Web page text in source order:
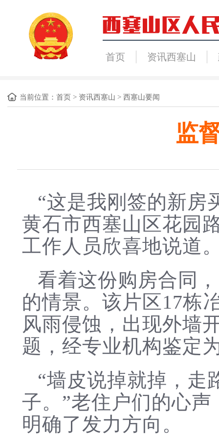
首页 资讯西塞山
当前位置： 首页 > 资讯西塞山 > 西塞山要闻
监
“这是我刚签的新房
黄石市西塞山区花园
工作人员欣喜地说道
看着这份购房合同
的情景。该片区17栋
风雨侵蚀，出现外墙
题，经专业机构鉴定
“墙皮说掉就掉，走
子。”老住户们的心
明确了发力方向。